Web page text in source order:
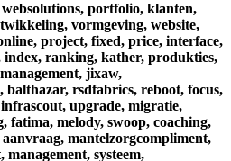
portfolio, klanten,
vormgeving, website,
project, fixed, price, interface,
index, ranking, kather, produkties,
management, jixaw,
balthazar, rsdfabrics, reboot, focus,
infrascout, upgrade, migratie,
fatima, melody, swoop, coaching,
aanvraag, mantelzorgcompliment,
management, systeem,